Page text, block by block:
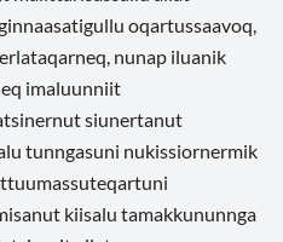
oqartussaavoq,
nunap iluanik
imaluunniit
siunertanut
tunngasuni nukissiornermik
kiisalu tamakkununnga